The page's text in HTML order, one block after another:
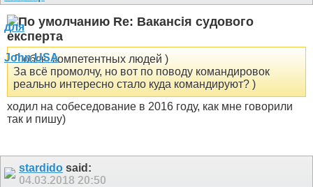
Re: Вакансія судового
експерта
Люблю компетентных людей )
За всё промолчу, но вот по поводу командировок
реально интересно стало куда командируют? )
ходил на собеседование в 2016 году, как мне говорили
так и пишу)
stardido said:
04.03.2018 20:50